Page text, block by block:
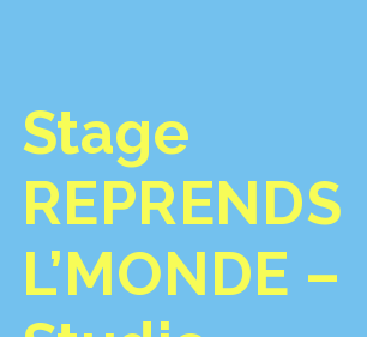
Stage
REPRENDS
L’MONDE –